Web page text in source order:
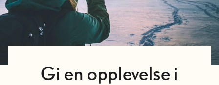
Gi en opplevelse i